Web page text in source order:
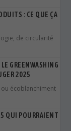
: CE QUE ÇA
de circularité
GREENWASHING
2025
écoblanchiment
QUI POURRAIENT